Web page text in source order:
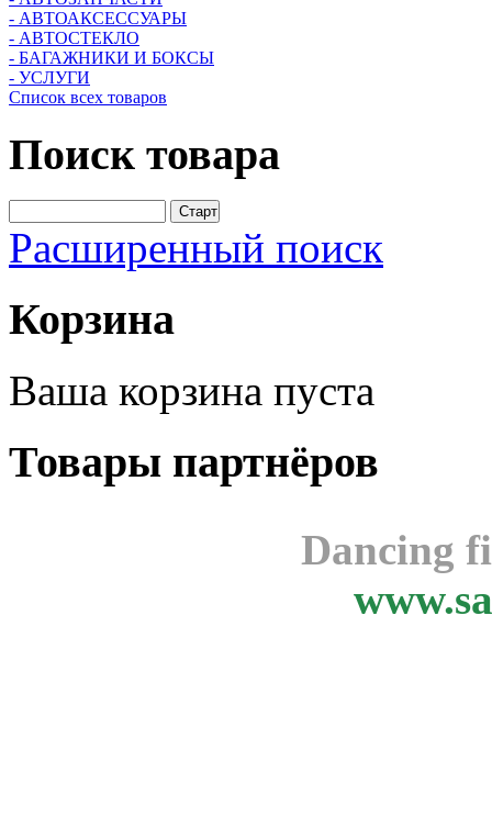
- АВТОАКСЕССУАРЫ
- АВТОСТЕКЛО
- БАГАЖНИКИ И БОКСЫ
- УСЛУГИ
Список всех товаров
Поиск товара
Расширенный поиск
Корзина
Ваша корзина пуста
Товары партнёров
Dancing